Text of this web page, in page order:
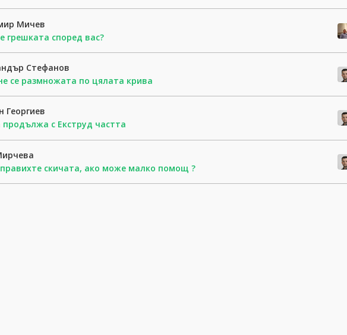
Мичев
грешката според вас?
Стефанов
се размножата по цялата крива
Георгиев
продължа с Екструд частта
скичата, ако може малко помощ ?